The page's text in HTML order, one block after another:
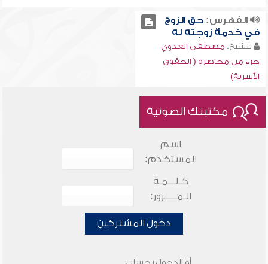
الفهرس:حق الزوج
في خدمة زوجته له
للشيخ: مصطفى العدوي
جزء من محاضرة ( الحقوق
الأسرية)
مكتبتك الصوتية
اسم
المستخدم:
كـلـــمـة
الـمـــــرور:
دخول المشتركين